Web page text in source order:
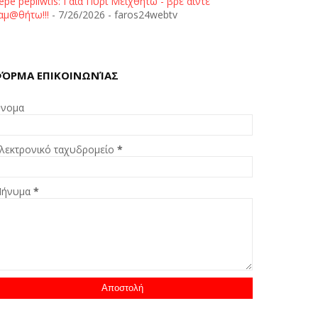
- 7/26/2026 - faros24webtv
ΕΠΙΚΟΙΝΩΝΊΑΣ
ταχυδρομείο*
*